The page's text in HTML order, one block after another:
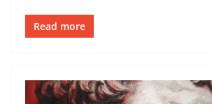
Read more